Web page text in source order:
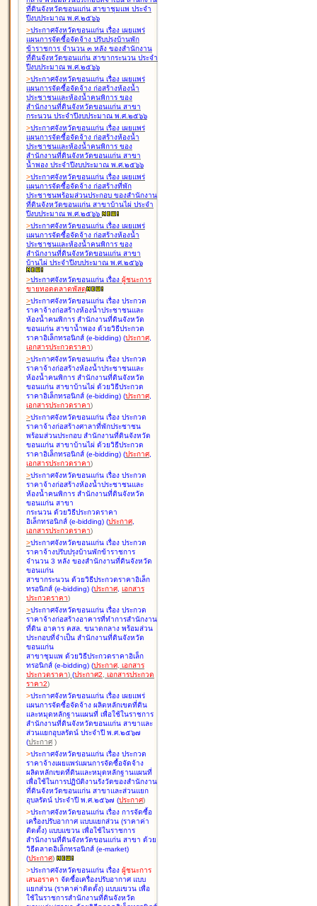
ที่ดินจังหวัดขอนแก่น สาขาชุมแพ ประจำ
ปีงบประมาณ พ.ศ.๒๕๖๖
>ประกาศจังหวัดขอนแก่น เรื่อง เผยแพร่
แผนการจัดซื้อจัดจ้าง ปรับปรุงบ้านพัก
ข้าราชการ จำนวน ๓ หลัง ของสำนักงาน
ที่ดินจังหวัดขอนแก่น สาขากระนวน ประจำ
ปีงบประมาณ พ.ศ.๒๕๖๖
>ประกาศจังหวัดขอนแก่น เรื่อง เผยแพร่
แผนการจัดซื้อจัดจ้าง ก่อสร้างห้องน้ำ
ประชาชนและห้องน้ำคนพิการ ของ
สำนักงานที่ดินจังหวัดขอนแก่น สาขา
กระนวน ประจำปีงบประมาณ พ.ศ.๒๕๖๖
>ประกาศจังหวัดขอนแก่น เรื่อง เผยแพร่
แผนการจัดซื้อจัดจ้าง ก่อสร้างห้องน้ำ
ประชาชนและห้องน้ำคนพิการ ของ
สำนักงานที่ดินจังหวัดขอนแก่น สาขา
น้ำพอง ประจำปีงบประมาณ พ.ศ.๒๕๖๖
>ประกาศจังหวัดขอนแก่น เรื่อง เผยแพร่
แผนการจัดซื้อจัดจ้าง ก่อสร้างที่พัก
ประชาชนพร้อมส่วนประกอบ ของสำนักงาน
ที่ดินจังหวัดขอนแก่น สาขาบ้านไผ่ ประจำ
ปีงบประมาณ พ.ศ.๒๕๖๖
>ประกาศจังหวัดขอนแก่น เรื่อง เผยแพร่
แผนการจัดซื้อจัดจ้าง ก่อสร้างห้องน้ำ
ประชาชนและห้องน้ำคนพิการ ของ
สำนักงานที่ดินจังหวัดขอนแก่น สาขา
บ้านไผ่ ประจำปีงบประมาณ พ.ศ.๒๕๖๖
>ประกาศจังหวัดขอนแก่น เรื่อง ผู้ชนะการ
ขายทอดตลาดพัสดุ
>ประกาศจังหวัดขอนแก่น เรื่อง ประกวด
ราคาจ้างก่อสร้างห้องน้ำประชาชนและ
ห้องน้ำคนพิการ สำนักงานที่ดินจังหวัด
ขอนแก่น สาขาน้ำพอง ด้วยวิธีประกวด
ราคาอิเล็กทรอนิกส์ (e-bidding) (ประกาศ,
เอกสารประกวดราคา)
>ประกาศจังหวัดขอนแก่น เรื่อง ประกวด
ราคาจ้างก่อสร้างห้องน้ำประชาชนและ
ห้องน้ำคนพิการ สำนักงานที่ดินจังหวัด
ขอนแก่น สาขาบ้านไผ่ ด้วยวิธีประกวด
ราคาอิเล็กทรอนิกส์ (e-bidding) (ประกาศ,
เอกสารประกวดราคา)
>ประกาศจังหวัดขอนแก่น เรื่อง ประกวด
ราคาจ้างก่อสร้างศาลาที่พักประชาชน
พร้อมส่วนประกอบ สำนักงานที่ดินจังหวัด
ขอนแก่น สาขาบ้านไผ่ ด้วยวิธีประกวด
ราคาอิเล็กทรอนิกส์ (e-bidding) (ประกาศ,
เอกสารประกวดราคา)
>ประกาศจังหวัดขอนแก่น เรื่อง ประกวด
ราคาจ้างก่อสร้างห้องน้ำประชาชนและ
ห้องน้ำคนพิการ สำนักงานที่ดินจังหวัด
ขอนแก่น สาขา
กระนวน ด้วยวิธีประกวดราคา
อิเล็กทรอนิกส์ (e-bidding) (ประกาศ,
เอกสารประกวดราคา)
>ประกาศจังหวัดขอนแก่น เรื่อง ประกวด
ราคาจ้างปรับปรุงบ้านพักข้าราชการ
จำนวน 3 หลัง ของสำนักงานที่ดินจังหวัด
ขอนแก่น
สาขากระนวน ด้วยวิธีประกวดราคาอิเล็ก
ทรอนิกส์ (e-bidding) (ประกาศ, เอกสาร
ประกวดราคา)
>ประกาศจังหวัดขอนแก่น เรื่อง ประกวด
ราคาจ้างก่อสร้างอาคารที่ทำการสำนักงาน
ที่ดิน อาคาร คสล. ขนาดกลาง พร้อมส่วน
ประกอบที่จำเป็น สำนักงานที่ดินจังหวัด
ขอนแก่น
สาขาชุมแพ ด้วยวิธีประกวดราคาอิเล็ก
ทรอนิกส์ (e-bidding) (ประกาศ, เอกสาร
ประกวดราคา) (ประกาศ2, เอกสารประกวด
ราคา2)
>ประกาศจังหวัดขอนแก่น เรื่อง เผยแพร่
แผนการจัดซื้อจัดจ้าง ผลิตหลักเขตที่ดิน
และหมุดหลักฐานแผนที่ เพื่อใช้ในราชการ
สำนักงานที่ดินจังหวัดขอนแก่น สาขาและ
ส่วนแยกอุบลรัตน์ ประจำปี พ.ศ.๒๕๖๗
(ประกาศ )
>ประกาศจังหวัดขอนแก่น เรื่อง ประกวด
ราคาจ้างเผยแพร่แผนการจัดซื้อจัดจ้าง
ผลิตหลักเขตที่ดินและหมุดหลักฐานแผนที่
เพื่อใช้ในการปฏิบัติงานรังวัดของสำนักงาน
ที่ดินจังหวัดขอนแก่น สาขาและส่วนแยก
อุบลรัตน์ ประจำปี พ.ศ.๒๕๖๗ (ประกาศ)
>ประกาศจังหวัดขอนแก่น เรื่อง การจัดซื้อ
เครื่องปรับอากาศ แบบแยกส่วน (ราคาค่า
ติดตั้ง) แบบแขวน เพื่อใช้ในราชการ
สำนักงานที่ดินจังหวัดขอนแก่น สาขา ด้วย
วิธีตลาดอิเล็กทรอนิกส์ (e-market)
(ประกาศ)
>ประกาศจังหวัดขอนแก่น เรื่อง ผู้ชนะการ
เสนอราคา จัดซื้อเครื่องปรับอากาศ แบบ
แยกส่วน (ราคาค่าติดตั้ง) แบบแขวน เพื่อ
ใช้ในราชการสำนักงานที่ดินจังหวัด